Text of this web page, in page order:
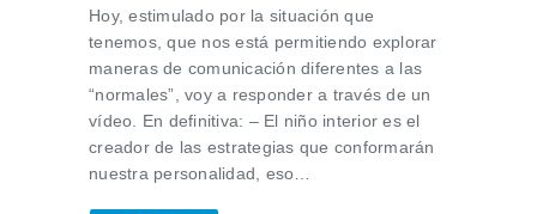
Hoy, estimulado por la situación que
tenemos, que nos está permitiendo explorar
maneras de comunicación diferentes a las
“normales”, voy a responder a través de un
vídeo. En definitiva: – El niño interior es el
creador de las estrategias que conformarán
nuestra personalidad, eso…